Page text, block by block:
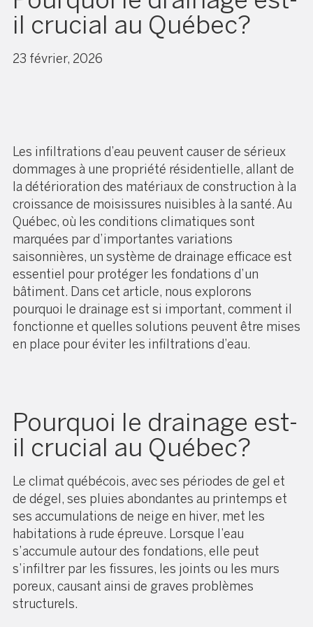
il crucial au Québec?
23 février, 2026
Les infiltrations d’eau peuvent causer de sérieux
dommages à une propriété résidentielle, allant de
la détérioration des matériaux de construction à la
croissance de moisissures nuisibles à la santé. Au
Québec, où les conditions climatiques sont
marquées par d’importantes variations
saisonnières, un système de drainage efficace est
essentiel pour protéger les fondations d’un
bâtiment. Dans cet article, nous explorons
pourquoi le drainage est si important, comment il
fonctionne et quelles solutions peuvent être mises
en place pour éviter les infiltrations d’eau.
Pourquoi le drainage est-
il crucial au Québec?
Le climat québécois, avec ses périodes de gel et
de dégel, ses pluies abondantes au printemps et
ses accumulations de neige en hiver, met les
habitations à rude épreuve. Lorsque l’eau
s’accumule autour des fondations, elle peut
s’infiltrer par les fissures, les joints ou les murs
poreux, causant ainsi de graves problèmes
structurels.